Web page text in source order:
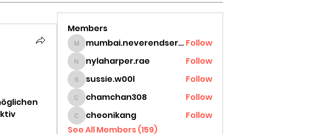
Members
mumbai.neverendservices mumbai.neverendservices Follow
nylaharper.rae
nylaharper.rae Follow
sussie.w00l
sussie.w00l Follow
chamchan308
chamchan308 Follow
cheonikang
cheonikang
Follow
See All Members (159)